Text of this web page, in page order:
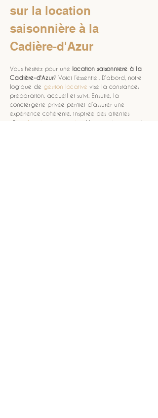
sur la location
saisonnière à la
Cadière-d'Azur
Vous hésitez pour une location saisonniere à la
Cadière-d'Azur? Voici l’essentiel. D’abord, notre
logique de gestion locative vise la constance:
préparation, accueil et suivi. Ensuite, la
conciergerie privée permet d’assurer une
expérience cohérente, inspirée des attentes
d’une location saisonnière
. Une question revient